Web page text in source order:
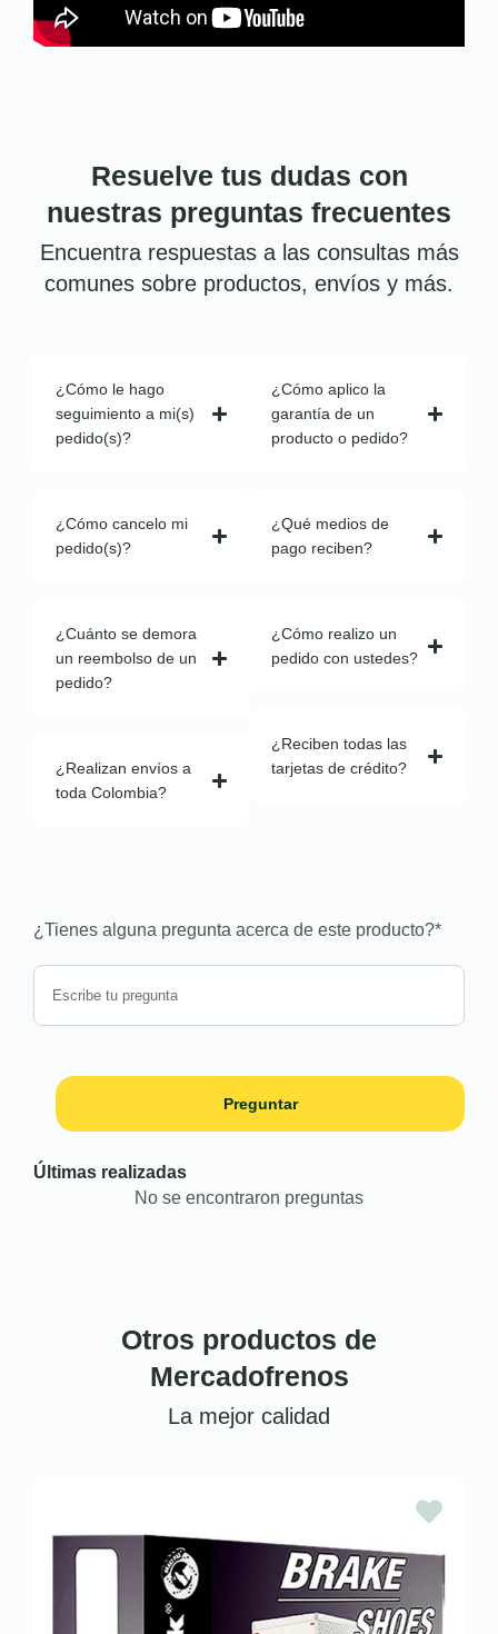
Resuelve tus dudas con
nuestras preguntas frecuentes
Encuentra respuestas a las consultas más
comunes sobre productos, envíos y más.
¿Cómo le hago
seguimiento a mi(s)
pedido(s)?
¿Cómo cancelo mi
pedido(s)?
¿Cuánto se demora
un reembolso de un
pedido?
¿Realizan envíos a
toda Colombia?
¿Cómo aplico la
garantía de un
producto o pedido?
¿Qué medios de
pago reciben?
¿Cómo realizo un
pedido con ustedes?
¿Reciben todas las
tarjetas de crédito?
¿Tienes alguna pregunta acerca de este producto?*
Preguntar
Últimas realizadas
No se encontraron preguntas
Otros productos de
Mercadofrenos
La mejor calidad